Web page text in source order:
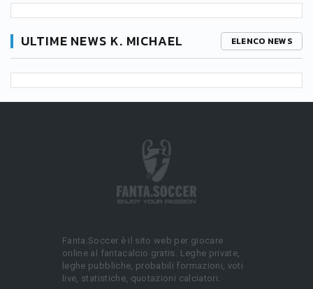
ULTIME NEWS K. MICHAEL ELENCO NEWS
Fanta.Soccer è il sito web per giocare
online al fantacalcio gratis. Leghe private,
leghe pubbliche, probabili formazioni, voti
live, statistiche, quotazioni calciatori.